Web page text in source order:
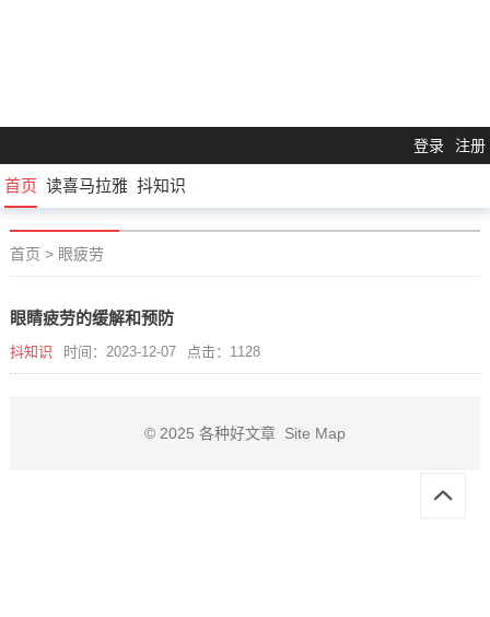
登录 注册
首页 读喜马拉雅 抖知识
首页 > 眼疲劳
眼睛疲劳的缓解和预防
抖知识 时间：2023-12-07 点击：1128
© 2025 各种好文章 Site Map